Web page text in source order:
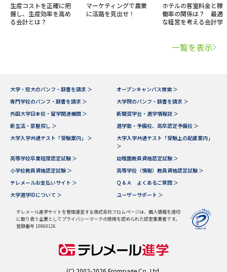
生産コストを正確に把
握し、生産効率を高め
る会計とは？
マーケティングで農業
に活路を見出せ！
ホテルの客室料金と稼
働率の関係は？ 最適
な経営を考える会計学
一覧を表示
大学・短大のパンフ・願書を請求 ＞
オープンキャンパス検索 ＞
専門学校のパンフ・願書を請求 ＞
大学院のパンフ・願書を請求 ＞
外国大学日本校・留学関連機関 ＞
新聞奨学会・進学情報誌 ＞
新生活・部屋探し ＞
進学塾・予備校、高卒認定予備校 ＞
大学入学共通テスト「受験案内」 ＞
大学入学共通テスト「受験上の配慮案内」
＞
高等学校卒業程度認定試験 ＞
幼稚園教員資格認定試験 ＞
小学校教員資格認定試験 ＞
高等学校（情報）教員資格認定試験 ＞
テレメールお支払いサイト ＞
Ｑ＆Ａ よくあるご質問 ＞
大学進学IDについて ＞
ユーザーサポート ＞
テレメール進学サイトを管理運営する株式会社フロムページは、個人情報を適切
に取り扱う企業としてプライバシーマークの使用を認められた認定事業者です。
登録番号 10860126